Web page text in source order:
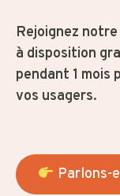
Rejoignez
à disposition
pendant 1 mois
vos usagers.
Parlons-